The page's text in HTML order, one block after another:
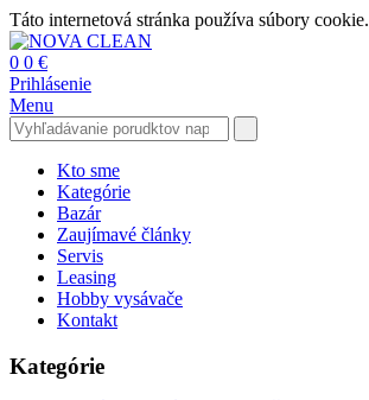
Táto internetová stránka používa súbory cookie.
0 0 €
Prihlásenie
Menu
Kto sme
Kategórie
Bazár
Zaujímavé články
Servis
Leasing
Hobby vysávače
Kontakt
Kategórie